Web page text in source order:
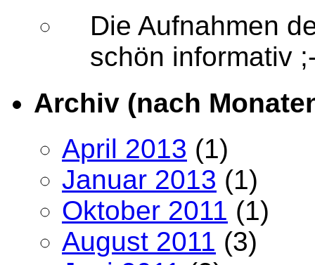
Die Aufnahmen
schön
Archiv (nach
April 2013 (1)
Januar 2013 (1)
Oktober 2011 (1)
August 2011 (3)